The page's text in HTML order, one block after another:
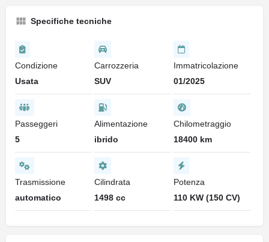
Specifiche tecniche
Condizione
Usata
Carrozzeria
SUV
Immatricolazione
01/2025
Passeggeri
5
Alimentazione
ibrido
Chilometraggio
18400 km
Trasmissione
automatico
Cilindrata
1498 cc
Potenza
110 KW (150 CV)